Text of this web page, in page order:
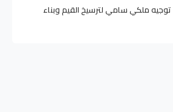
ملكي سامي لترسيخ القيم وبناء